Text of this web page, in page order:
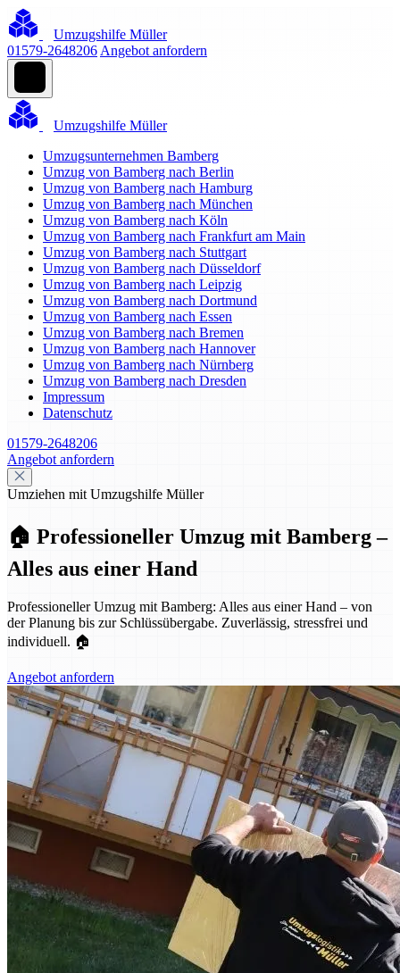
Umzugshilfe Müller
01579-2648206 Angebot anfordern
Umzugshilfe Müller
Umzugsunternehmen Bamberg
Umzug von Bamberg nach Berlin
Umzug von Bamberg nach Hamburg
Umzug von Bamberg nach München
Umzug von Bamberg nach Köln
Umzug von Bamberg nach Frankfurt am Main
Umzug von Bamberg nach Stuttgart
Umzug von Bamberg nach Düsseldorf
Umzug von Bamberg nach Leipzig
Umzug von Bamberg nach Dortmund
Umzug von Bamberg nach Essen
Umzug von Bamberg nach Bremen
Umzug von Bamberg nach Hannover
Umzug von Bamberg nach Nürnberg
Umzug von Bamberg nach Dresden
Impressum
Datenschutz
01579-2648206
Angebot anfordern
Umziehen mit Umzugshilfe Müller
🏠 Professioneller Umzug mit Bamberg –
Alles aus einer Hand
Professioneller Umzug mit Bamberg: Alles aus einer Hand – von
der Planung bis zur Schlüssübergabe. Zuverlässig, stressfrei und
individuell. 🏠
Angebot anfordern